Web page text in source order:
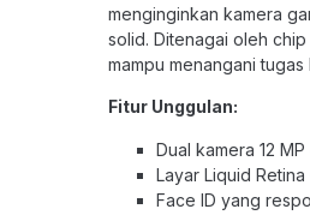
menginginkan kamera
solid. Ditenagai oleh
mampu menangani
Fitur Unggulan:
Dual kamera 12
Layar Liquid Retina
Face ID yang